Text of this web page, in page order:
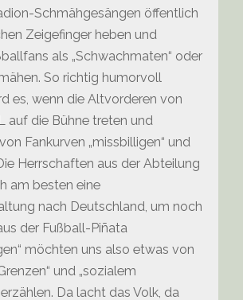
Schmähgesängen öffentlich
Zeigefinger heben und
als „Schwachmaten“ oder
So richtig humorvoll
es, wenn die Altvorderen von
auf die Bühne treten und
Fankurven „missbilligen“ und
Herrschaften aus der Abteilung
am besten eine
nach Deutschland, um noch
der Fußball-Piñata
möchten uns also etwas von
und „sozialem
Da lacht das Volk, da